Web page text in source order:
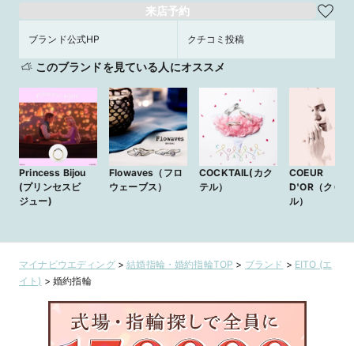
来店予約
ブランド公式HP クチコミ投稿
このブランドを見ている人にオススメ
Princess Bijou
(プリンセスビ
ジュー)
Flowaves（フロ
ウェーブス）
COCKTAIL(カク
テル）
COEUR
D'OR（クゥド
ル）
マイナビウエディング>結婚指輪・婚約指輪TOP > ブランド > EITO (エ
イト) >婚約指輪